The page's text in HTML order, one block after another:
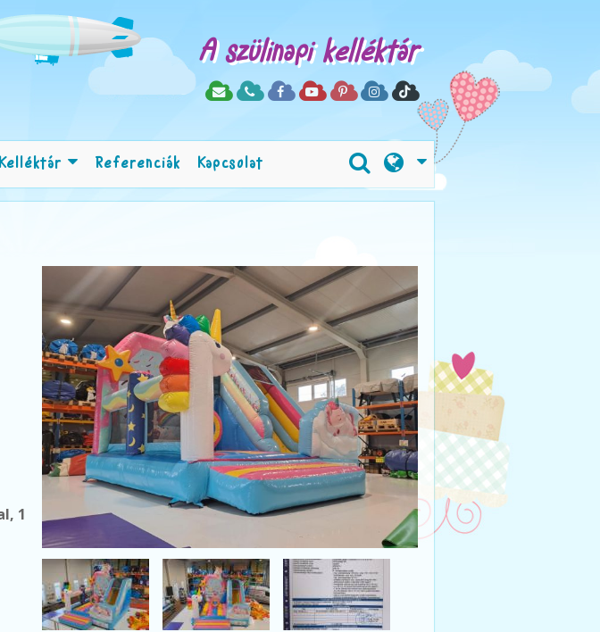
A szülinapi kelléktár
Kelléktár Referenciák Kapcsolat
1